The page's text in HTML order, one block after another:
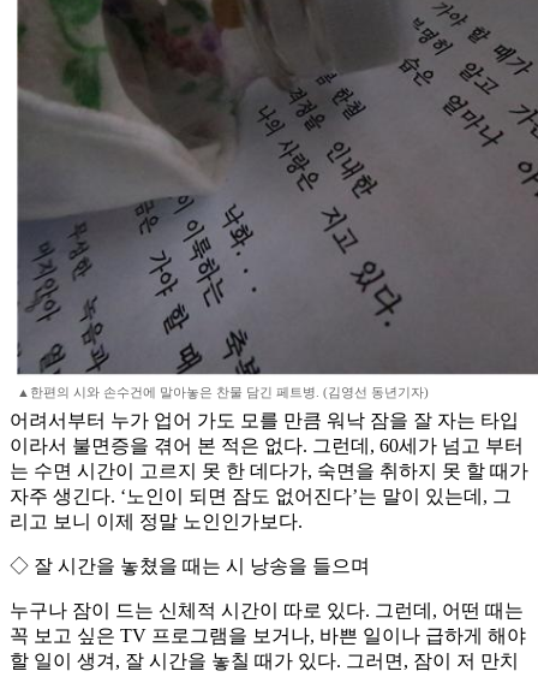
▲한편의 시와 손수건에 말아놓은 찬물 담긴 페트병. (김영선 동년기자)
어려서부터 누가 업어 가도 모를 만큼 워낙 잠을 잘 자는 타입
이라서 불면증을 겪어 본 적은 없다. 그런데, 60세가 넘고 부터
는 수면 시간이 고르지 못 한 데다가, 숙면을 취하지 못 할 때가
자주 생긴다. ‘노인이 되면 잠도 없어진다’는 말이 있는데, 그
리고 보니 이제 정말 노인인가보다.
◇ 잘 시간을 놓쳤을 때는 시 낭송을 들으며
누구나 잠이 드는 신체적 시간이 따로 있다. 그런데, 어떤 때는
꼭 보고 싶은 TV 프로그램을 보거나, 바쁜 일이나 급하게 해야
할 일이 생겨, 잘 시간을 놓칠 때가 있다. 그러면, 잠이 저 만치